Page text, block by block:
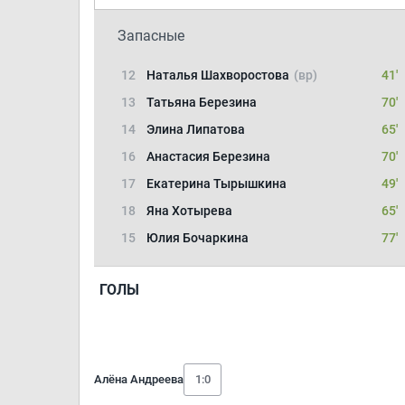
Запасные
12 Наталья Шахворостова (вр)
41'
13
Татьяна Березина
70'
14
Элина Липатова
65'
16
Анастасия Березина
70'
17
Екатерина Тырышкина
49'
18
Яна Хотырева
65'
15
Юлия Бочаркина 77'
ГОЛЫ
Алёна Андреева 1:0